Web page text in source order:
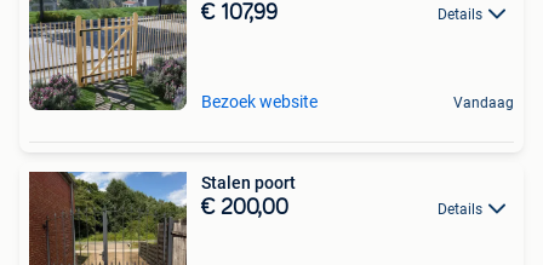
€ 107,99 Details
Bezoek website Vandaag
Stalen poort
€ 200,00 Details